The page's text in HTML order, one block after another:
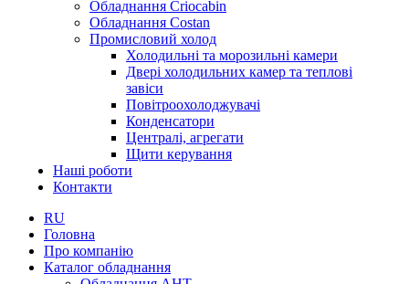
Обладнання Criocabin
Обладнання Costan
Промисловий холод
Холодильні та морозильні камери
Двері холодильних камер та теплові
завіси
Повітроохолоджувачі
Конденсатори
Централі, агрегати
Щити керування
Наші роботи
Контакти
RU
Головна
Про компанію
Каталог обладнання